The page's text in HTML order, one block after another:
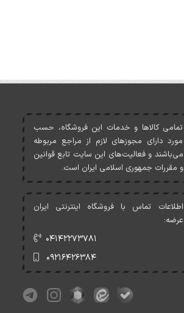
تمامی کالاها و خدمات اين فروشگاه، حسب
مورد دارای مجوزهای لازم از مراجع مربوطه
می‌باشند و فعاليت‌های اين سايت تابع قوانين
و مقررات جمهوری اسلامی ايران است.
اطلاعات تماس با فروشگاه اینترنتی ایران
عرضه:
۰۴۱۴۲۲۷۳۷۸۱
۰۹۲۱۶۴۲۶۳۸۴